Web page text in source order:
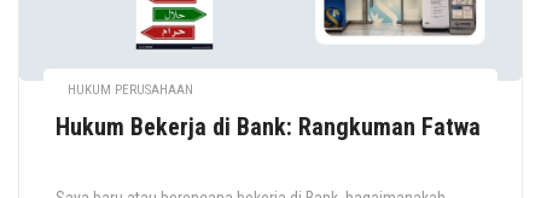
HUKUM PERUSAHAAN
Hukum Bekerja di Bank: Rangkuman Fatwa